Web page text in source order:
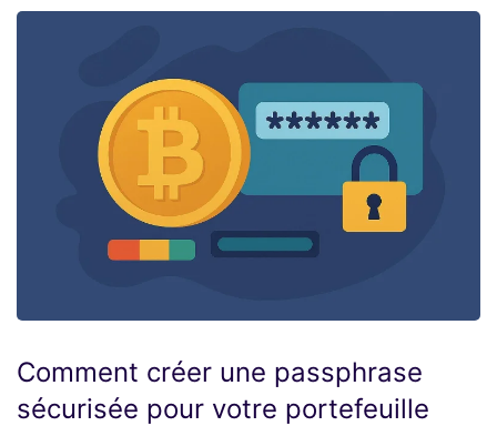
Comment créer une passphrase
sécurisée pour votre portefeuille